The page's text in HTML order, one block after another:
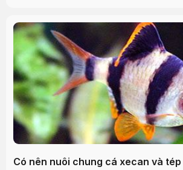
Có nên nuôi chung cá xecan và